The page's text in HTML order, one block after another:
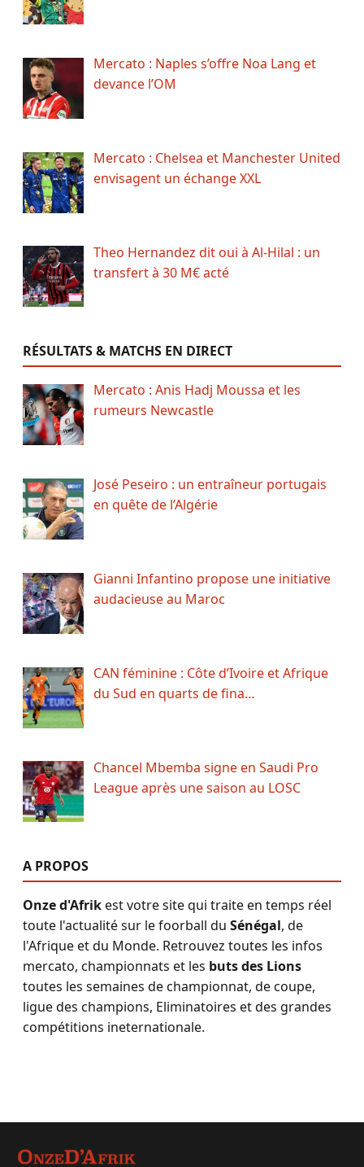
Mercato : Naples s’offre Noa Lang et
devance l’OM
Mercato : Chelsea et Manchester United
envisagent un échange XXL
Theo Hernandez dit oui à Al-Hilal : un
transfert à 30 M€ acté
RÉSULTATS & MATCHS EN DIRECT
Mercato : Anis Hadj Moussa et les
rumeurs Newcastle
José Peseiro : un entraîneur portugais
en quête de l’Algérie
Gianni Infantino propose une initiative
audacieuse au Maroc
CAN féminine : Côte d’Ivoire et Afrique
du Sud en quarts de fina…
Chancel Mbemba signe en Saudi Pro
League après une saison au LOSC
A PROPOS
Onze d'Afrikest votre site qui traite en temps réel
toute l'actualité sur le foorball du Sénégal, de
l'Afrique et du Monde. Retrouvez toutes les infos
mercato, championnats et les buts des Lions
toutes les semaines de championnat, de coupe,
ligue des champions, Eliminatoires et des grandes
compétitions ineternationale.